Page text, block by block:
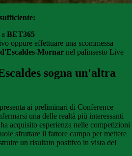
BET365
oppure effettuare una scommessa
Mornar nel palinsesto Live
sogna un'altra
ai preliminari di Conference
una delle realtà più interessanti
acquisito esperienza nelle competizioni
sfruttare il fattore campo per mettere
un risultato positivo in vista del